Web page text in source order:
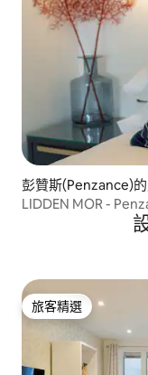
彭贊斯(Penzance)
LIDDEN MOR -
旅客精選
旅客精選